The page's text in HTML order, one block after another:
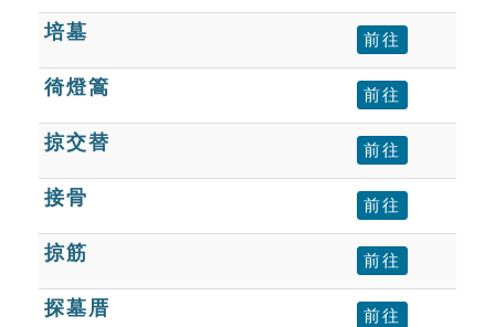
教學應用
貓頭鷹博士
培墓 前往
徛燈篙 前往
掠交替 前往
接骨 前往
掠筋 前往
探墓厝 前往